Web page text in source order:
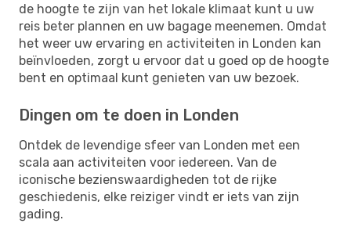
de hoogte te zijn van het lokale klimaat kunt u uw
reis beter plannen en uw bagage meenemen. Omdat
het weer uw ervaring en activiteiten in Londen kan
beïnvloeden, zorgt u ervoor dat u goed op de hoogte
bent en optimaal kunt genieten van uw bezoek.
Dingen om te doen in Londen
Ontdek de levendige sfeer van Londen met een
scala aan activiteiten voor iedereen. Van de
iconische bezienswaardigheden tot de rijke
geschiedenis, elke reiziger vindt er iets van zijn
gading.